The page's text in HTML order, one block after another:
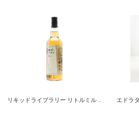
リキッドライブラリー リトルミル ２４年